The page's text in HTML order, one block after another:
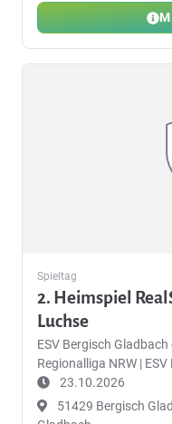
Spieltag
2. Heimspiel
Luchse
ESV Bergisch Gladbach
Regionalliga NRW |
23.10.2026
51429 Bergisch